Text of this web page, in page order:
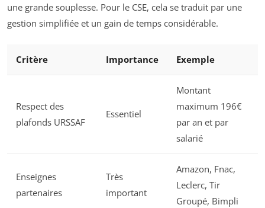
une grande souplesse. Pour le CSE, cela se traduit par une
gestion simplifiée et un gain de temps considérable.
Critère Importance Exemple
Respect des
plafonds URSSAF
Essentiel
Montant
maximum 196€
par an et par
salarié
Enseignes
partenaires
Très
important
Amazon, Fnac,
Leclerc, Tir
Groupé, Bimpli